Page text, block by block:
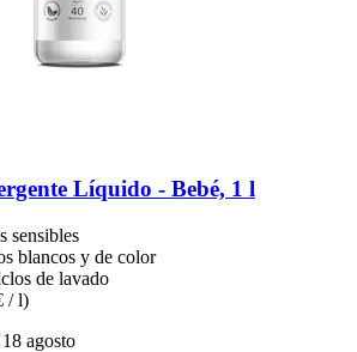
Líquido -​ Bebé, 1 l
sensibles
blancos y de color
de lavado
/ l)
agosto